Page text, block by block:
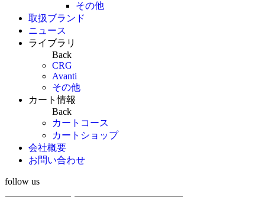
その他
取扱ブランド
ニュース
ライブラリ
Back
CRG
Avanti
その他
カート情報
Back
カートコース
カートショップ
会社概要
お問い合わせ
follow us